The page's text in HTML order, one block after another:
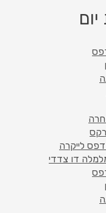
לייקרה
דו צדדי